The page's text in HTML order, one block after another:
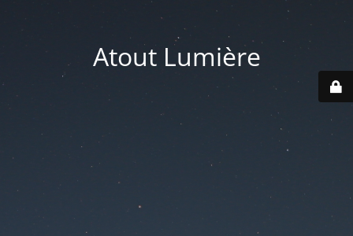
Atout Lumière